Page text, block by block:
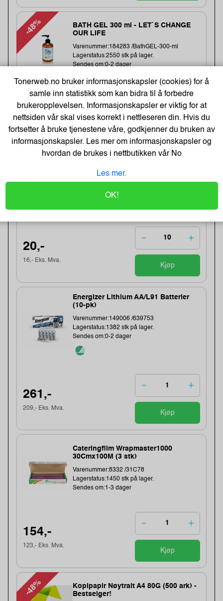
-48%
BATH GEL 300 ml - LET`S CHANGE
OUR LIFE
Varenummer:184283 /BathGEL-300-ml
Lagerstatus:2550 stk på lager.
Sendes om:0-2 dager
6,-
12,-
5,- Eks. Mva. Kjøp
Black (BULK)
Lagerstatus:1411 stk på lager.
20,-
16,- Eks. Mva.
Kjøp
Energizer Lithium AA/L91 Batterier
(10-pk)
Varenummer:149006 /639753
Lagerstatus:1382 stk på lager.
Sendes om:0-2 dager
261,-
209,- Eks. Mva.
Kjøp
Cateringfilm Wrapmaster1000
30Cmx100M (3 stk)
Varenummer:8332 /31C78
Lagerstatus:1450 stk på lager.
Sendes om:1-3 dager
154,-
123,- Eks. Mva.
Kjøp
-48%
Kopipapir Nøytralt A4 80G (500 ark) -
Bestselger!
Tonerweb.no bruker informasjonskapsler (cookies) for å
samle inn statistikk som kan bidra til å forbedre
brukeropplevelsen. Informasjonskapsler er viktig for at
nettsiden vår skal vises korrekt i nettleseren din. Hvis du
fortsetter å bruke tjenestene våre, godkjenner du bruken av
informasjonskapsler. Les mer om informasjonskapsler og
hvordan de brukes i nettbutikken vårNo
Les mer.
OK!